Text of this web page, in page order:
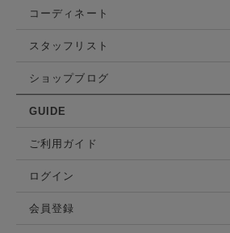
コーディネート
スタッフリスト
ショップブログ
GUIDE
ご利用ガイド
ログイン
会員登録